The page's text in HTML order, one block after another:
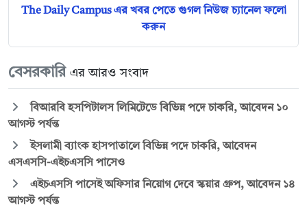
The Daily Campus এর খবর পেতে গুগল নিউজ চ্যানেল ফলো
করুন
বেসরকারি এর আরও সংবাদ
বিআরবি হসপিটালস লিমিটেডে বিভিন্ন পদে চাকরি, আবেদন ১০
আগস্ট পর্যন্ত
ইসলামী ব্যাংক হাসপাতালে বিভিন্ন পদে চাকরি, আবেদন
এসএসসি-এইচএসসি পাসেও
এইচএসসি পাসেই অফিসার নিয়োগ দেবে স্কয়ার গ্রুপ, আবেদন ১৪
আগস্ট পর্যন্ত